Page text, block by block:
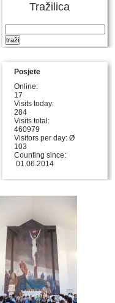
Tražilica
Posjete
Online:
17
Visits today:
284
Visits total:
460979
Visitors per day: Ø
103
Counting since:
01.06.2014